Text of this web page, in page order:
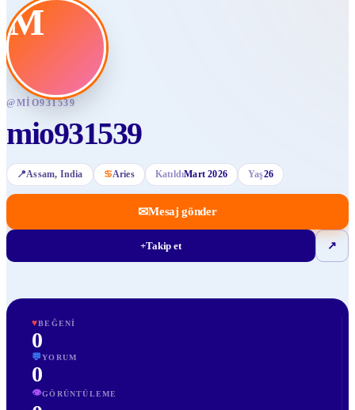
M
@MIO931539
mio931539
📍Assam, India ♋Aries KatıldıMart 2026 Yaş26
✉Mesaj gönder
+Takip et ↗
♥BEĞENI
0
💬YORUM
0
👁GÖRÜNTÜLEME